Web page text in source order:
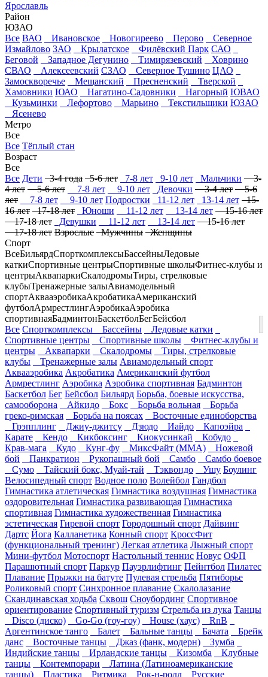
Ярославль
Район
ЮЗАО
Все ВАО Ивановское Новогиреево Перово
Северное
Измайлово ЗАО Крылатское Филёвский Парк САО
Беговой
Западное Дегунино Тимирязевский
Ховрино
СВАО
Алексеевский СЗАО Северное Тушино ЦАО
Замоскворечье
Мещанский Пресненский
Тверской
Хамовники ЮАО Нагатино-Садовники Нагорный ЮВАО
Кузьминки
Лефортово Марьино Текстильщики ЮЗАО
Ясенево
Метро
Все
Все Тёплый стан
Возраст
Все
Все Дети 3-4 года 5-6 лет 7-8 лет 9-10 лет Мальчики 3-
4 лет 5-6 лет 7-8 лет 9-10 лет Девочки 3-4 лет 5-6
лет
7-8 лет 9-10 лет Подростки 11-12 лет 13-14 лет 15-
16 лет 17-18 лет Юноши 11-12 лет 13-14 лет 15-16 лет
17-18 лет
Девушки 11-12 лет 13-14 лет 15-16 лет
17-18 лет Взрослые Мужчины Женщины
Спорт
ВсеБильярдСпорткомплексыБассейныЛедовые
каткиСпортивные центрыСпортивные школыФитнес-клубы и
центрыАквапаркиСкалодромыТиры, стрелковые
клубыТренажерные залыАвиамодельный
спортАквааэробикаАкробатикаАмериканский
футболАрмрестлингАэробикаАэробика
спортивнаяБадминтонБаскетболБегБейсбол
Все Спорткомплексы Бассейны
Ледовые катки
Спортивные центры
Спортивные школы
Фитнес-клубы и
центры
Аквапарки Скалодромы
Тиры, стрелковые
клубы
Тренажерные залы Авиамодельный спорт
Аквааэробика Акробатика Американский футбол
Армрестлинг Аэробика Аэробика спортивная Бадминтон
Баскетбол Бег Бейсбол Бильярд Борьба, боевые искусства,
самооборона
Айкидо Бокс Борьба вольная
Борьба
греко-римская
Борьба на поясах
Восточные единоборства
Грэпплинг
Джиу-джитсу Дзюдо Иайдо
Капоэйра
Карате
Кендо Кикбоксинг Киокусинкай
Кобудо
Крав-мага
Кудо Кунг-фу МиксФайт (ММА)
Ножевой
бой
Панкратион Рукопашный бой Самбо
Самбо боевое
Сумо
Тайский бокс, Муай-тай Тэквондо Ушу Боулинг
Велосипедный спорт Водное поло Волейбол Гандбол
Гимнастика атлетическая Гимнастика воздушная Гимнастика
оздоровительная Гимнастика развивающая Гимнастика
спортивная Гимнастика художественная Гимнастика
эстетическая Гиревой спорт Городошный спорт Дайвинг
Дартс Йога Калланетика Конный спорт КроссФит
(функциональный тренинг) Легкая атлетика Лыжный спорт
Мини-футбол Мотоспорт Настольный теннис Новус ОФП
Парашютный спорт Паркур Пауэрлифтинг Пейнтбол Пилатес
Плавание Прыжки на батуте Пулевая стрельба Пятиборье
Роликовый спорт Синхронное плавание Скалолазание
Скандинавская ходьба Сквош Сноубординг Спортивное
ориентирование Спортивный туризм Стрельба из лука Танцы
Disco (диско)
Go-Go (гоу-гоу) House (хаус)
RnB
Аргентинское танго
Балет Бальные танцы Бачата
Брейк
данс
Восточные танцы Джаз (фанк, модерн)
Зумба
Индийские танцы
Ирландские танцы Кизомба
Клубные
танцы
Контемпорари
Латина (Латиноамериканские
танцы)
Пластика Ритмика Рок-н-ролл
Русские